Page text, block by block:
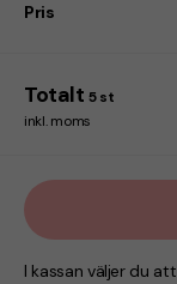
Pris
Totalt 5 st
inkl. moms
I kassan väljer du